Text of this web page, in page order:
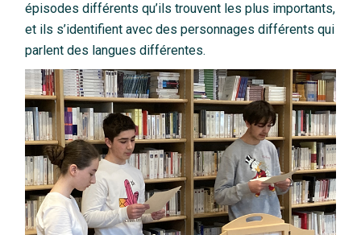
épisodes différents qu’ils trouvent les plus importants,
et ils s’identifient avec des personnages différents qui
parlent des langues différentes.